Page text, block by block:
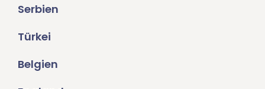
Serbien
Türkei
Belgien